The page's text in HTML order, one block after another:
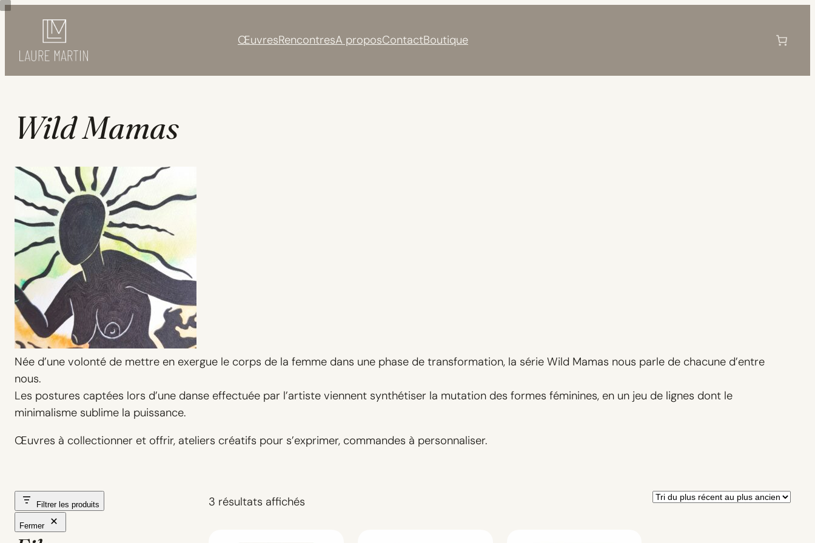
Aller
contenu
ŒuvresRencontresA proposContactBoutique
Wild Mamas
Née d’une volonté de mettre en exergue le corps de la femme dans une phase de transformation, la série Wild Mamas nous parle de chacune d’entre
nous.
Les postures captées lors d’une danse effectuée par l’artiste viennent synthétiser la mutation des formes féminines, en un jeu de lignes dont le
minimalisme sublime la puissance.
Œuvres à collectionner et offrir, ateliers créatifs pour s’exprimer, commandes à personnaliser.
Filtrer les produits
Fermer
3 résultats affichés